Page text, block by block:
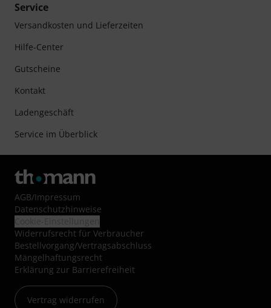
Service
Versandkosten und Lieferzeiten
Hilfe-Center
Gutscheine
Kontakt
Ladengeschäft
Service im Überblick
AGB/Impressum
Datenschutzhinweise
Widerrufsrecht für Verbraucher
Bestellvorgang/Vertragsabschluss
Mängelhaftungsrecht
Erklärung zur Barrierefreiheit
Vertrag widerrufen